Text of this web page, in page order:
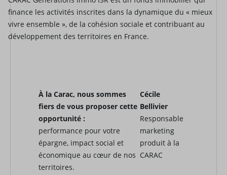
finance les activités inscrites dans la dynamique du « mieux
vivre ensemble », de la cohésion sociale et contribuant au
développement des territoires en France.
À la Carac, nous sommes
fiers de vous proposer cette
opportunité :
performance pour votre
épargne, impact social et
économique au cœur de nos
territoires.
Cécile
Bellivier
Responsable
marketing
produit à la
CARAC